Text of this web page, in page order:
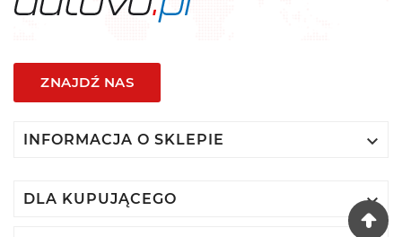
ZNAJDŹ NAS
INFORMACJA O SKLEPIE 
DLA KUPUJĄCEGO 